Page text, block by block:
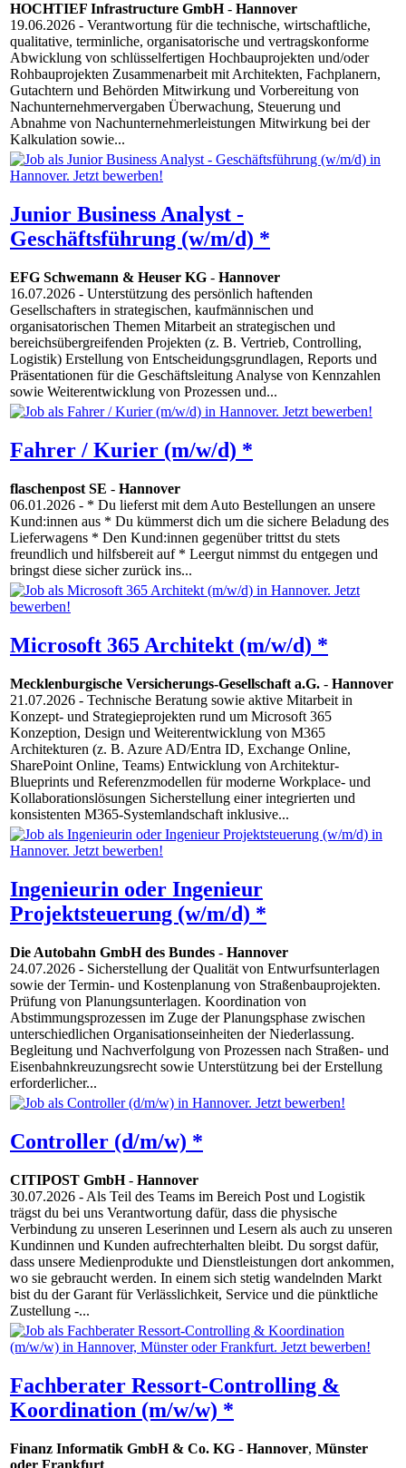
HOCHTIEF Infrastructure GmbH- Hannover
19.06.2026 - Verantwortung für die technische, wirtschaftliche,
qualitative, terminliche, organisatorische und vertragskonforme
Abwicklung von schlüsselfertigen Hochbauprojekten und/oder
Rohbauprojekten Zusammenarbeit mit Architekten, Fachplanern,
Gutachtern und Behörden Mitwirkung und Vorbereitung von
Nachunternehmervergaben Überwachung, Steuerung und
Abnahme von Nachunternehmerleistungen Mitwirkung bei der
Kalkulation sowie...
Junior Business Analyst -
Geschäftsführung (w/m/d) *
EFG Schwemann & Heuser KG - Hannover
16.07.2026 - Unterstützung des persönlich haftenden
Gesellschafters in strategischen, kaufmännischen und
organisatorischen Themen Mitarbeit an strategischen und
bereichsübergreifenden Projekten (z. B. Vertrieb, Controlling,
Logistik) Erstellung von Entscheidungsgrundlagen, Reports und
Präsentationen für die Geschäftsleitung Analyse von Kennzahlen
sowie Weiterentwicklung von Prozessen und...
Fahrer / Kurier (m/w/d) *
flaschenpost SE - Hannover
06.01.2026 - * Du lieferst mit dem Auto Bestellungen an unsere
Kund:innen aus * Du kümmerst dich um die sichere Beladung des
Lieferwagens * Den Kund:innen gegenüber trittst du stets
freundlich und hilfsbereit auf * Leergut nimmst du entgegen und
bringst diese sicher zurück ins...
Microsoft 365 Architekt (m/w/d) *
Mecklenburgische Versicherungs-Gesellschaft a.G. - Hannover
21.07.2026 - Technische Beratung sowie aktive Mitarbeit in
Konzept- und Strategieprojekten rund um Microsoft 365
Konzeption, Design und Weiterentwicklung von M365
Architekturen (z. B. Azure AD/Entra ID, Exchange Online,
SharePoint Online, Teams) Entwicklung von Architektur-
Blueprints und Referenzmodellen für moderne Workplace- und
Kollaborationslösungen Sicherstellung einer integrierten und
konsistenten M365-Systemlandschaft inklusive...
Ingenieurin oder Ingenieur
Projektsteuerung (w/m/d) *
Die Autobahn GmbH des Bundes - Hannover
24.07.2026 - Sicherstellung der Qualität von Entwurfsunterlagen
sowie der Termin- und Kostenplanung von Straßenbauprojekten.
Prüfung von Planungsunterlagen. Koordination von
Abstimmungsprozessen im Zuge der Planungsphase zwischen
unterschiedlichen Organisationseinheiten der Niederlassung.
Begleitung und Nachverfolgung von Prozessen nach Straßen- und
Eisenbahnkreuzungsrecht sowie Unterstützung bei der Erstellung
erforderlicher...
Controller (d/m/w) *
CITIPOST GmbH- Hannover
30.07.2026 - Als Teil des Teams im Bereich Post und Logistik
trägst du bei uns Verantwortung dafür, dass die physische
Verbindung zu unseren Leserinnen und Lesern als auch zu unseren
Kundinnen und Kunden aufrechterhalten bleibt. Du sorgst dafür,
dass unsere Medienprodukte und Dienstleistungen dort ankommen,
wo sie gebraucht werden. In einem sich stetig wandelnden Markt
bist du der Garant für Verlässlichkeit, Service und die pünktliche
Zustellung -...
Fachberater Ressort-Controlling &
Koordination (m/w/w) *
Finanz Informatik GmbH & Co. KG - Hannover, Münster